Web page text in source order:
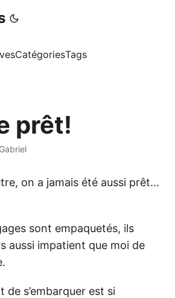
CatégoriesTags
prêt!
Gabriel
on a jamais été aussi prêt…
sont empaquetés, ils
aussi impatient que moi de
de s’embarquer est si